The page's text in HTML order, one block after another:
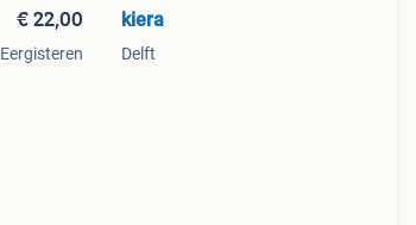
€ 22,00
Eergisteren
kiera
Delft